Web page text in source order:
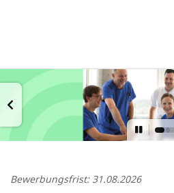
Bewerbungsfrist: 31.08.2026